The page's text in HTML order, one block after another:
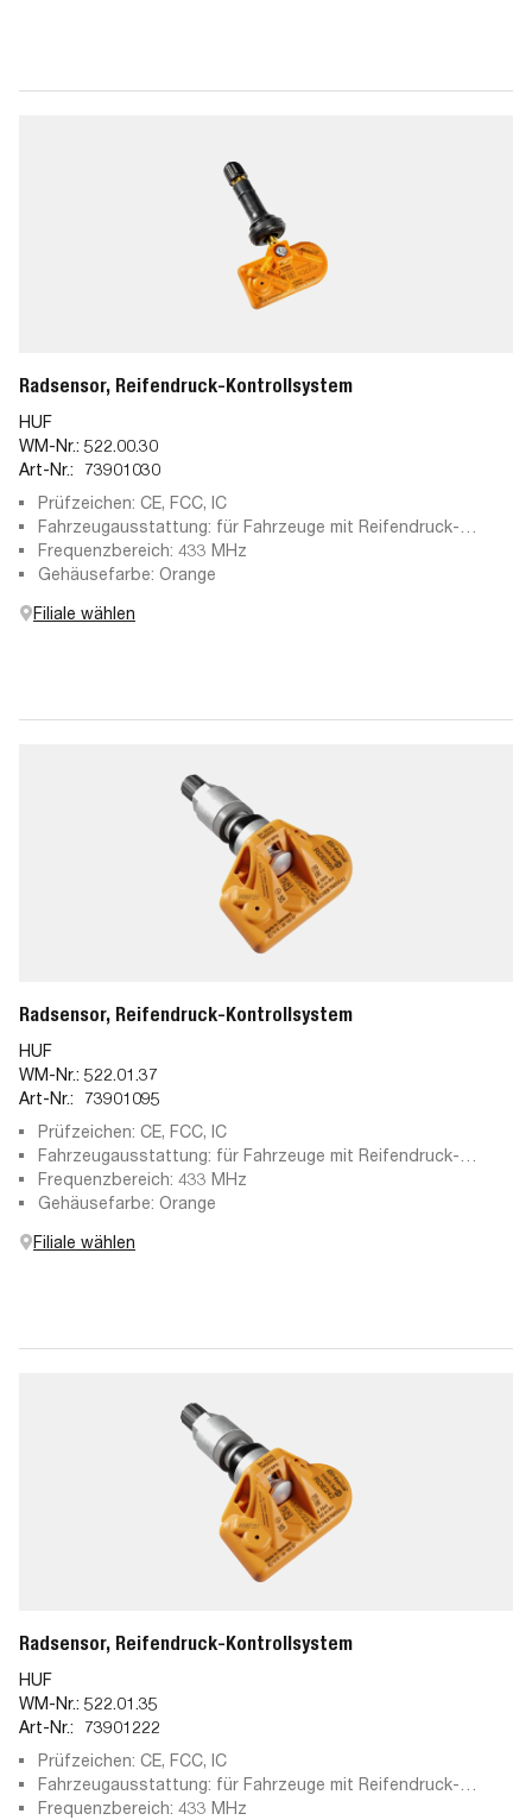
Radsensor, Reifendruck-Kontrollsystem
HUF
WM-Nr.: 522.00.30
Art-Nr.:
73901030
Prüfzeichen: CE, FCC, IC
Fahrzeugausstattung: für Fahrzeuge mit Reifendruck-
Kontrollsystem
Frequenzbereich: 433 MHz
Gehäusefarbe: Orange
Filiale wählen
Radsensor, Reifendruck-Kontrollsystem
HUF
WM-Nr.: 522.01.37
Art-Nr.:
73901095
Prüfzeichen: CE, FCC, IC
Fahrzeugausstattung: für Fahrzeuge mit Reifendruck-
Kontrollsystem
Frequenzbereich: 433 MHz
Gehäusefarbe: Orange
Filiale wählen
Radsensor, Reifendruck-Kontrollsystem
HUF
WM-Nr.: 522.01.35
Art-Nr.:
73901222
Prüfzeichen: CE, FCC, IC
Fahrzeugausstattung: für Fahrzeuge mit Reifendruck-
Kontrollsystem
Frequenzbereich: 433 MHz